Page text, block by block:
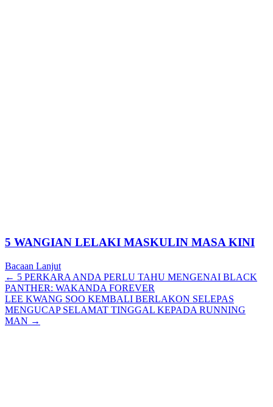
5 WANGIAN LELAKI MASKULIN MASA KINI
Bacaan Lanjut
Posts
navigation
← 5 PERKARA ANDA PERLU TAHU MENGENAI BLACK
PANTHER: WAKANDA FOREVER
LEE KWANG SOO KEMBALI BERLAKON SELEPAS
MENGUCAP SELAMAT TINGGAL KEPADA RUNNING
MAN →